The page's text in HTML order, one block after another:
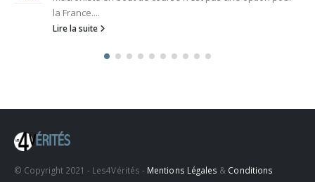
la France....
Lire la suite
© Copyright 2021 - Les4Vérités - Mentions Légales & Conditions